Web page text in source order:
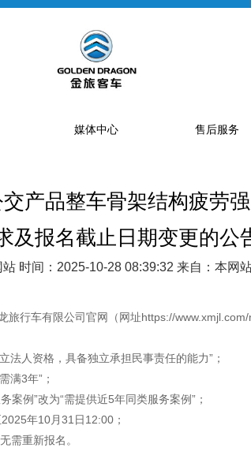
媒体中心 售后服务
新闻资讯
金旅专题
售后网点
区域总代理
配件库
感心服务
产品整车骨架结构疲劳
及报名截止日期变更的公
时间：2025-10-28 08:39:32 来自：本网
旅行车有限公司官网（网址https://
法人资格，具备独立承担民事责任的能力”；
满3年”；
案例”改为“需提供近5年同类服务案例”；
年10月31日12:00；
需重新报名。